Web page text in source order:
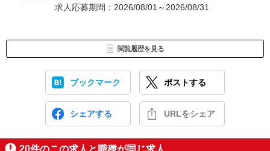
求人応募期間：2026/08/01～2026/08/31
閲覧履歴を見る
ブックマーク ポストする
シェアする URLをシェア
20件のこの求人と職種が同じ求人